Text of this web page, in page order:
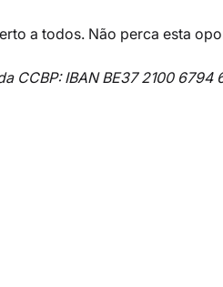
a todos. Não perca esta
CCBP: IBAN BE37 2100 6794